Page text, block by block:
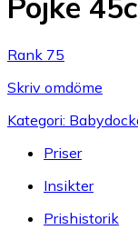
Pojke
Rank 75
Skriv omdöme
Kategori:
Priser
Insikter
Prishistorik